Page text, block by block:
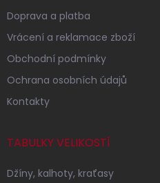
Doprava a platba
Vrácení a reklamace zboží
Obchodní podmínky
Ochrana osobních údajů
Kontakty
TABULKY VELIKOSTÍ
Džíny, kalhoty, kraťasy